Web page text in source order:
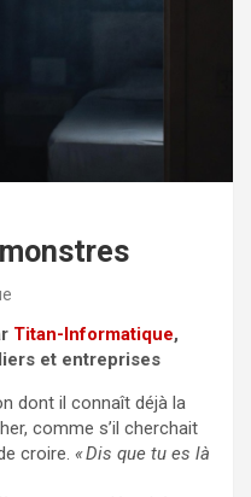
Titan-Informatique,
et entreprises
dont il connaît déjà la
comme s’il cherchait
croire. « Dis que tu es là